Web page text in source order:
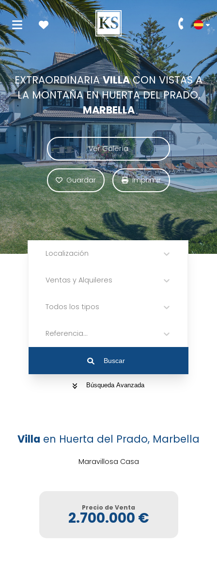
EXTRAORDINARIAVILLACON VISTAS A
LA MONTAÑA EN HUERTA DEL PRADO,
MARBELLA
Ver Galería
Guardar Imprimir
Localización
Ventas y Alquileres
Todos los tipos
Referencia...
Buscar
Búsqueda Avanzada
Villa en Huerta del Prado, Marbella
Maravillosa Casa
Precio de Venta
2.700.000 €